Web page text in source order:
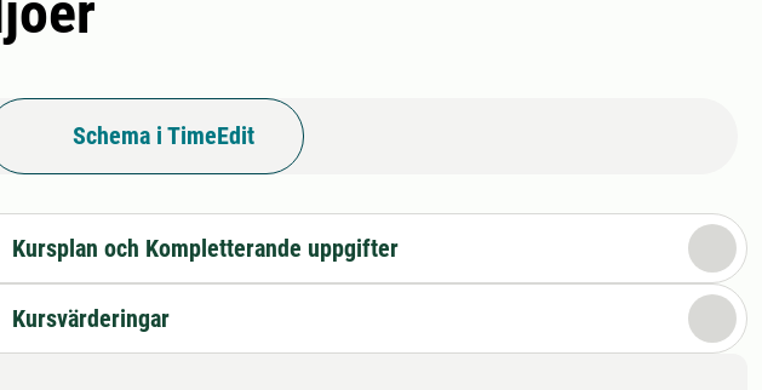
Schema i TimeEdit
Kursplan och Kompletterande uppgifter
Kursvärderingar